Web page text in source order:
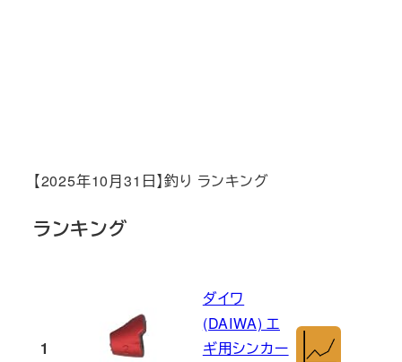
【2025年10月31日】釣り ランキング
ランキング
1
ダイワ
(DAIWA) エ
ギ用シンカー